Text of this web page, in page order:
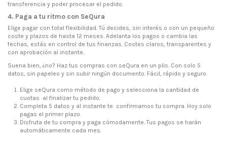
transferencia y poder procesar el pedido.
4. Paga a tu ritmo con SeQura
Elige pagar con total flexibilidad. Tú decides, sin interés o con un pequeño
coste y plazos de hasta 12 meses. Adelanta los pagos o cambia las
fechas, estás en control de tus finanzas. Costes claros, transparentes y
con aprobación al instante.
Suena bien, ¿no? Haz tus compras con seQura en un plis. Con solo 5
datos, sin papeleo y sin subir ningún documento. Fácil, rápido y seguro.
Elige seQura como método de pago y selecciona la cantidad de
cuotas al finalizar tu pedido.
Completa 5 datos y al instante te confirmamos tu compra. Hoy solo
pagas el primer plazo.
Disfruta de tu compra y paga cómodamente. Tus pagos se harán
automáticamente cada mes.